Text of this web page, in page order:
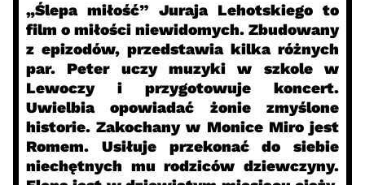
„Ślepa miłość” Juraja Lehotskiego to
film o miłości niewidomych. Zbudowany
z epizodów, przedstawia kilka różnych
par. Peter uczy muzyki w szkole w
Lewoczy i przygotowuje koncert.
Uwielbia opowiadać żonie zmyślone
historie. Zakochany w Monice Miro jest
Romem. Usiłuje przekonać do siebie
niechętnych mu rodziców dziewczyny.